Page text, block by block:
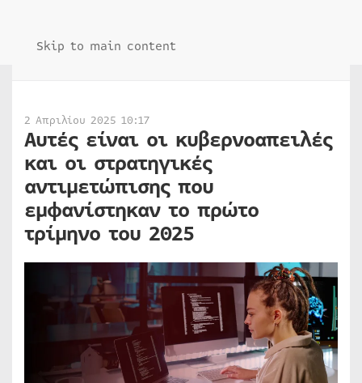
Skip to main content
2 Απριλίου 2025 10:17
Αυτές είναι οι κυβερνοαπειλές
και οι στρατηγικές
αντιμετώπισης που
εμφανίστηκαν το πρώτο
τρίμηνο του 2025